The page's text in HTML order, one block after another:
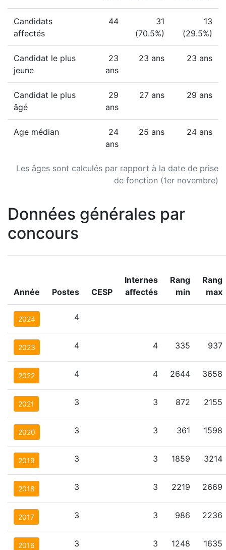
Les âges sont calculés par rapport à la date de prise
de fonction (1er novembre)
Candidats
affectés
44
31
(70.5%)
13
(29.5%)
Candidat le plus
jeune
23
ans
23 ans 23 ans
Candidat le plus
âgé
29
ans
27 ans 29 ans
Age médian
24
ans
25 ans 24 ans
Données générales par
concours
Année Postes CESP
Internes
affectés
Rang
min
Rang
max
2024 4
2023 4 4 335 937
2022 4 4 2644 3658
2021 3 3 872 2155
2020 3 3 361 1598
2019 3 3 1859 3214
2018 3 3 2219 2669
2017 3 3 986 2236
2016 3 3 1248 1635